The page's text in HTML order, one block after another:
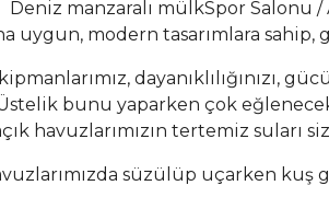
Deniz manzaralı mülkSpor Salonu /
uygun, modern tasarımlara
bunu yaparken çok
havuzlarımızın tertemiz suları
süzülüp uçarken